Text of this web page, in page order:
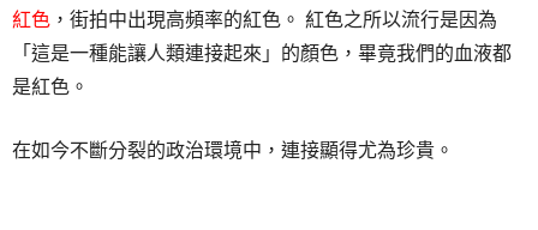
紅色 ，街拍中出現高頻率的紅色。 紅色之所以流行是因為
「這是一種能讓人類連接起來」的顏色，畢竟我們的血液都
是紅色。
在如今不斷分裂的政治環境中，連接顯得尤為珍貴。